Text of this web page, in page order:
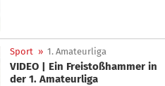
Sport » 1. Amateurliga
VIDEO | Ein Freistoßhammer in
der 1. Amateurliga